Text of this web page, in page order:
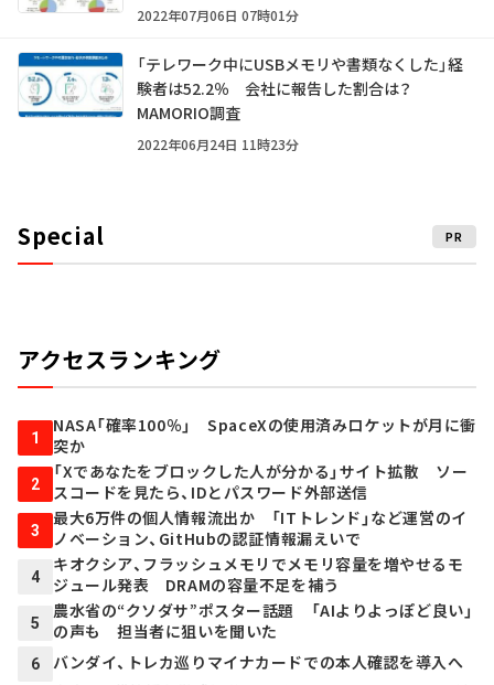
2022年07月06日 07時01分
「テレワーク中にUSBメモリや書類なくした」経
験者は52.2％ 会社に報告した割合は？
MAMORIO調査
2022年06月24日 11時23分
Special PR
アクセスランキング
1
NASA「確率100％」 SpaceXの使用済みロケットが月に衝
突か
2
「Xであなたをブロックした人が分かる」サイト拡散 ソー
スコードを見たら、IDとパスワード外部送信
3
最大6万件の個人情報流出か 「ITトレンド」など運営のイ
ノベーション、GitHubの認証情報漏えいで
4
キオクシア、フラッシュメモリでメモリ容量を増やせるモ
ジュール発表 DRAMの容量不足を補う
5
農水省の“クソダサ”ポスター話題 「AIよりよっぽど良い」
の声も 担当者に狙いを聞いた
6 バンダイ、トレカ巡りマイナカードでの本人確認を導入へ